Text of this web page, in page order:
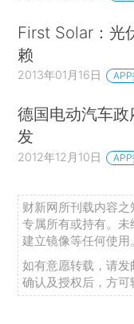
First Solar：光
赖
2013年01月16日
德国电动汽车
发
2012年12月10日
财新网所刊载内容
专属所有或持有。
建立镜像等任何使用。
如有意愿转载，请发
确认及授权后，方可